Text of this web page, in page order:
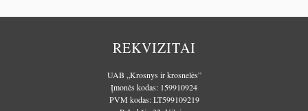
REKVIZITAI
UAB „Krosnys ir krosnelės”
Įmonės kodas: 159910924
PVM kodas: LT599109219